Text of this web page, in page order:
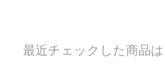
最近チェックした商品